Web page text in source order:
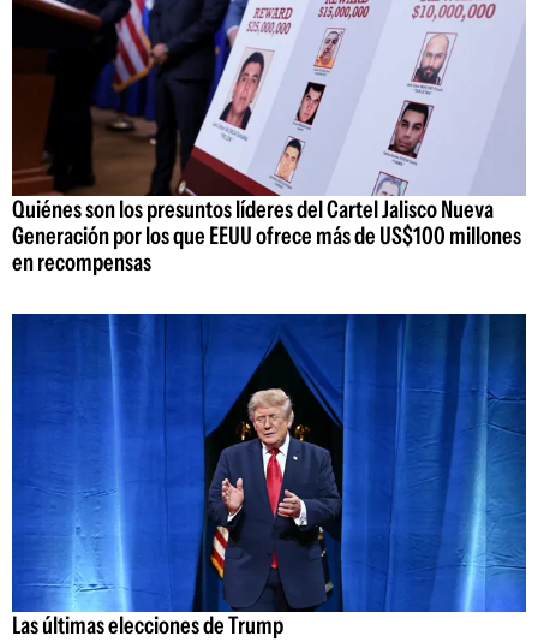
Quiénes son los presuntos líderes del Cartel Jalisco Nueva
Generación por los que EEUU ofrece más de US$100 millones
en recompensas
Las últimas elecciones de Trump